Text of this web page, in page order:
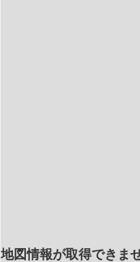
地図情報が取得できま